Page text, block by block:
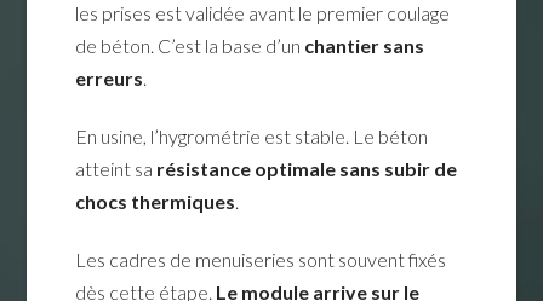
les prises est validée avant le premier coulage
de béton. C’est la base d’un chantier sans
erreurs.
En usine, l’hygrométrie est stable. Le béton
atteint sa résistance optimale sans subir de
chocs thermiques.
Les cadres de menuiseries sont souvent fixés
dès cette étape. Le module arrive sur le